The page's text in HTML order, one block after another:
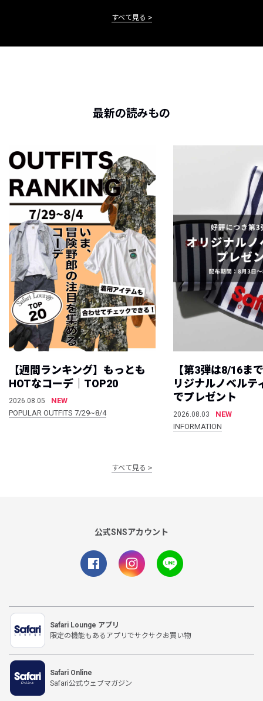
すべて見る
最新の読みもの
【週間ランキング】もっとも
HOTなコーデ｜TOP20
2026.08.05
NEW
POPULAR OUTFITS 7/29~8/4
【第3弾は8/16ま
リジナルノベルテ
でプレゼント
2026.08.03
NEW
INFORMATION
すべて見る
公式SNSアカウント
Safari Lounge アプリ
限定の機能もあるアプリでサクサクお買い物
Safari Online
Safari公式ウェブマガジン